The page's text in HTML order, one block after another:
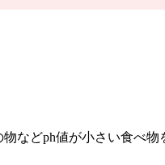
などph値が小さい食べ